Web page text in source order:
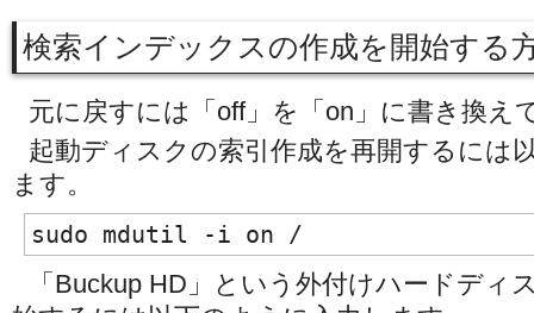
検索インデックスの作成を開始する
元に戻すには「off」を「on」に書き換え
起動ディスクの索引作成を再開するには
ます。
sudo mdutil -i on /
「Buckup HD」という外付けハードディ